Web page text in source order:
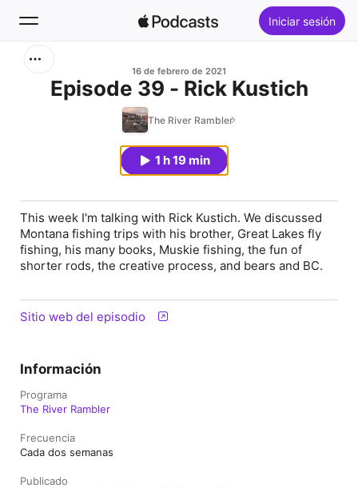
Iniciar sesión
16 de febrero de 2021
Episode 39 - Rick Kustich
The River Rambler
1 h 19 min
This week I'm talking with Rick Kustich. We discussed
Montana fishing trips with his brother, Great Lakes fly
fishing, his many books, Muskie fishing, the fun of
shorter rods, the creative process, and bears and BC.
Sitio web del episodio
Información
Programa
The River Rambler
Frecuencia
Cada dos semanas
Publicado